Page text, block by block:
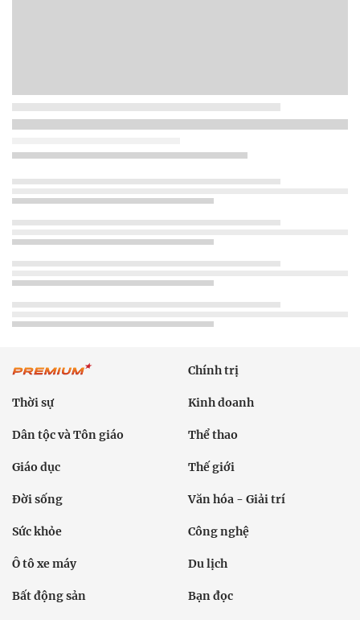
Chính trị
Thời sự Kinh doanh
Dân tộc và Tôn giáo Thể thao
Giáo dục Thế giới
Đời sống Văn hóa - Giải trí
Sức khỏe Công nghệ
Ô tô xe máy Du lịch
Bất động sản Bạn đọc